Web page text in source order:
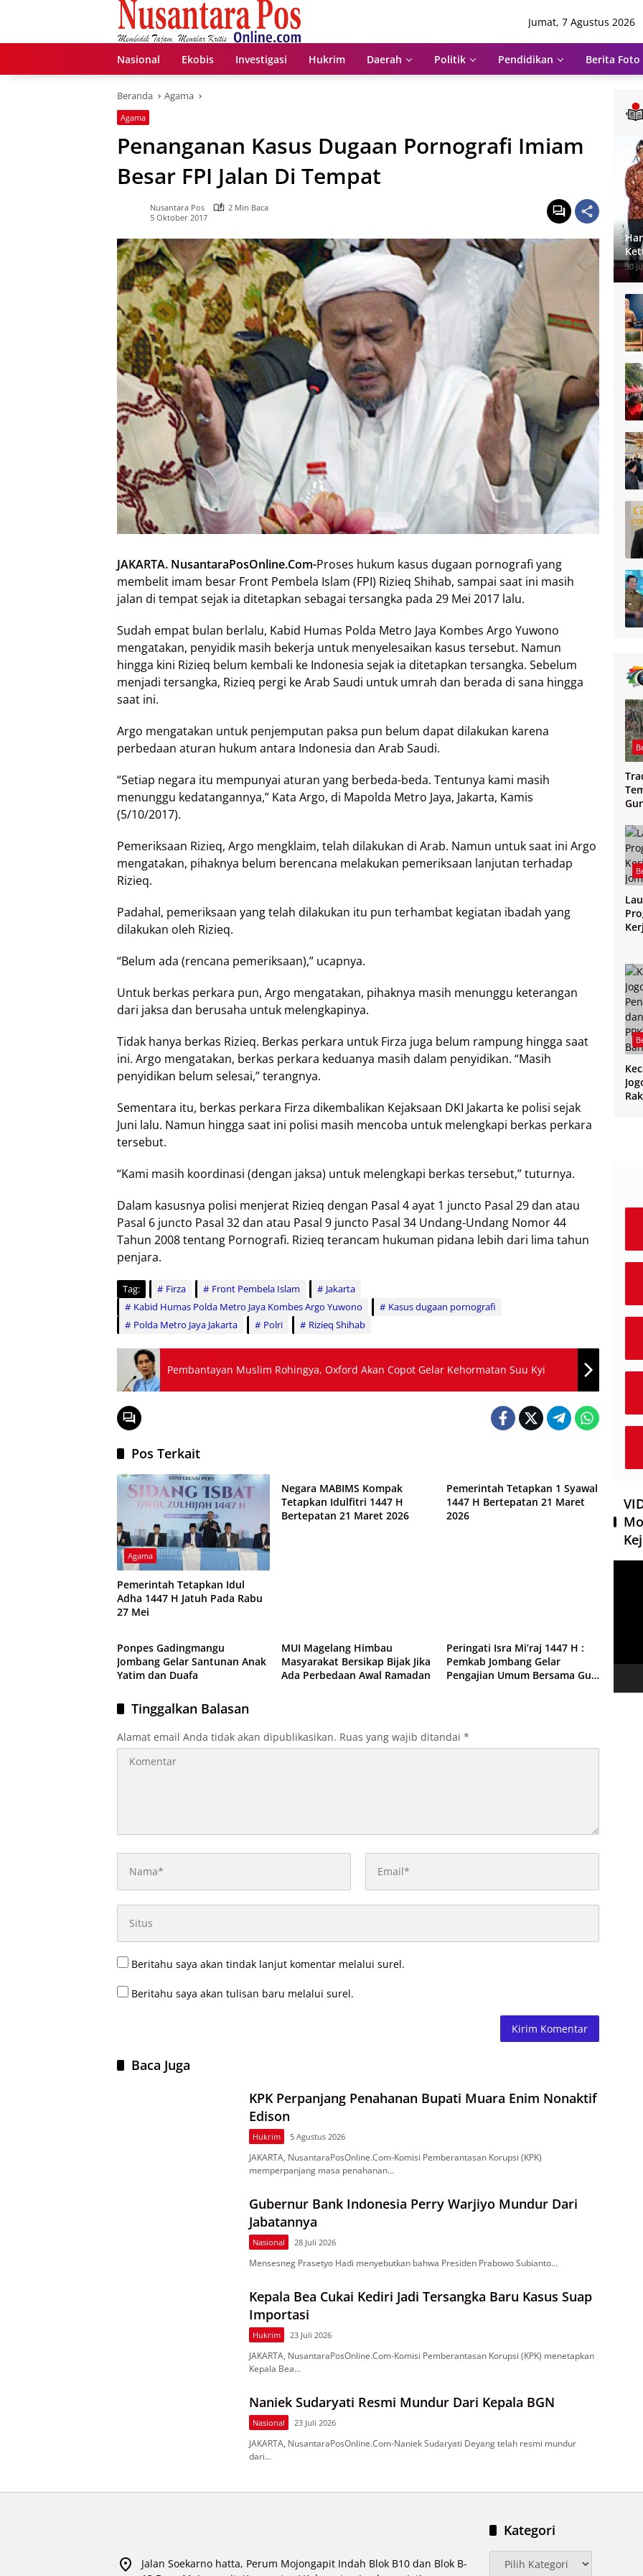
Jumat, 7 Agustus 2026
Nasional Ekobis Investigasi Hukrim Daerah Politik Pendidikan Berita Foto
Beranda Agama
Agama
Penanganan Kasus Dugaan Pornografi Imiam
Besar FPI Jalan Di Tempat
Nusantara Pos
2 Min Baca
5 Oktober 2017
JAKARTA. NusantaraPosOnline.Com-Proses hukum kasus dugaan pornografi yang
membelit imam besar Front Pembela Islam (FPI) Rizieq Shihab, sampai saat ini masih
jalan di tempat sejak ia ditetapkan sebagai tersangka pada 29 Mei 2017 lalu.
Sudah empat bulan berlalu, Kabid Humas Polda Metro Jaya Kombes Argo Yuwono
mengatakan, penyidik masih bekerja untuk menyelesaikan kasus tersebut. Namun
hingga kini Rizieq belum kembali ke Indonesia sejak ia ditetapkan tersangka. Sebelum
menjadi tersangka, Rizieq pergi ke Arab Saudi untuk umrah dan berada di sana hingga
saat ini.
Argo mengatakan untuk penjemputan paksa pun belum dapat dilakukan karena
perbedaan aturan hukum antara Indonesia dan Arab Saudi.
“Setiap negara itu mempunyai aturan yang berbeda-beda. Tentunya kami masih
menunggu kedatangannya,” Kata Argo, di Mapolda Metro Jaya, Jakarta, Kamis
(5/10/2017).
Pemeriksaan Rizieq, Argo mengklaim, telah dilakukan di Arab. Namun untuk saat ini Argo
mengatakan, pihaknya belum berencana melakukan pemeriksaan lanjutan terhadap
Rizieq.
Padahal, pemeriksaan yang telah dilakukan itu pun terhambat kegiatan ibadah yang
dilakukan oleh Rizieq.
“Belum ada (rencana pemeriksaan),” ucapnya.
Untuk berkas perkara pun, Argo mengatakan, pihaknya masih menunggu keterangan
dari jaksa dan berusaha untuk melengkapinya.
Tidak hanya berkas Rizieq. Berkas perkara untuk Firza juga belum rampung hingga saat
ini. Argo mengatakan, berkas perkara keduanya masih dalam penyidikan. “Masih
penyidikan belum selesai,” terangnya.
Sementara itu, berkas perkara Firza dikembalikan Kejaksaan DKI Jakarta ke polisi sejak
Juni lalu. Namun hingga saat ini polisi masih mencoba untuk melengkapi berkas perkara
tersebut.
“Kami masih koordinasi (dengan jaksa) untuk melengkapi berkas tersebut,” tuturnya.
Dalam kasusnya polisi menjerat Rizieq dengan Pasal 4 ayat 1 juncto Pasal 29 dan atau
Pasal 6 juncto Pasal 32 dan atau Pasal 9 juncto Pasal 34 Undang-Undang Nomor 44
Tahun 2008 tentang Pornografi. Rizieq terancam hukuman pidana lebih dari lima tahun
penjara.
Tag: Firza Front Pembela Islam
Jakarta
Kabid Humas Polda Metro Jaya Kombes Argo Yuwono
Kasus dugaan pornografi
Polda Metro Jaya Jakarta
Polri Rizieq Shihab
Pembantayan Muslim Rohingya, Oxford Akan Copot Gelar Kehormatan Suu Kyi
Pos Terkait
Agama
Pemerintah Tetapkan Idul
Adha 1447 H Jatuh Pada Rabu
27 Mei
Negara MABIMS Kompak
Tetapkan Idulfitri 1447 H
Bertepatan 21 Maret 2026
Pemerintah Tetapkan 1 Syawal
1447 H Bertepatan 21 Maret
2026
Agama
Ponpes Gadingmangu
Jombang Gelar Santunan Anak
Yatim dan Duafa
MUI Magelang Himbau
Masyarakat Bersikap Bijak Jika
Ada Perbedaan Awal Ramadan
Peringati Isra Mi’raj 1447 H :
Pemkab Jombang Gelar
Pengajian Umum Bersama Gus
Tinggalkan Balasan
Alamat email Anda tidak akan dipublikasikan. Ruas yang wajib ditandai *
Beritahu saya akan tindak lanjut komentar melalui surel.
Beritahu saya akan tulisan baru melalui surel.
Baca Juga
KPK Perpanjang Penahanan Bupati Muara Enim Nonaktif
Edison
Hukrim 5 Agustus 2026
JAKARTA, NusantaraPosOnline.Com-Komisi Pemberantasan Korupsi (KPK)
memperpanjang masa penahanan…
Gubernur Bank Indonesia Perry Warjiyo Mundur Dari
Jabatannya
Nasional 28 Juli 2026
Mensesneg Prasetyo Hadi menyebutkan bahwa Presiden Prabowo Subianto…
Kepala Bea Cukai Kediri Jadi Tersangka Baru Kasus Suap
Importasi
Hukrim 23 Juli 2026
JAKARTA, NusantaraPosOnline.Com-Komisi Pemberantasan Korupsi (KPK) menetapkan
Kepala Bea…
Naniek Sudaryati Resmi Mundur Dari Kepala BGN
Nasional 23 Juli 2026
JAKARTA, NusantaraPosOnline.Com-Naniek Sudaryati Deyang telah resmi mundur
dari…
30
Jalan Soekarno hatta, Perum Mojongapit Indah Blok B10 dan Blok B-
Kategori
Kategori